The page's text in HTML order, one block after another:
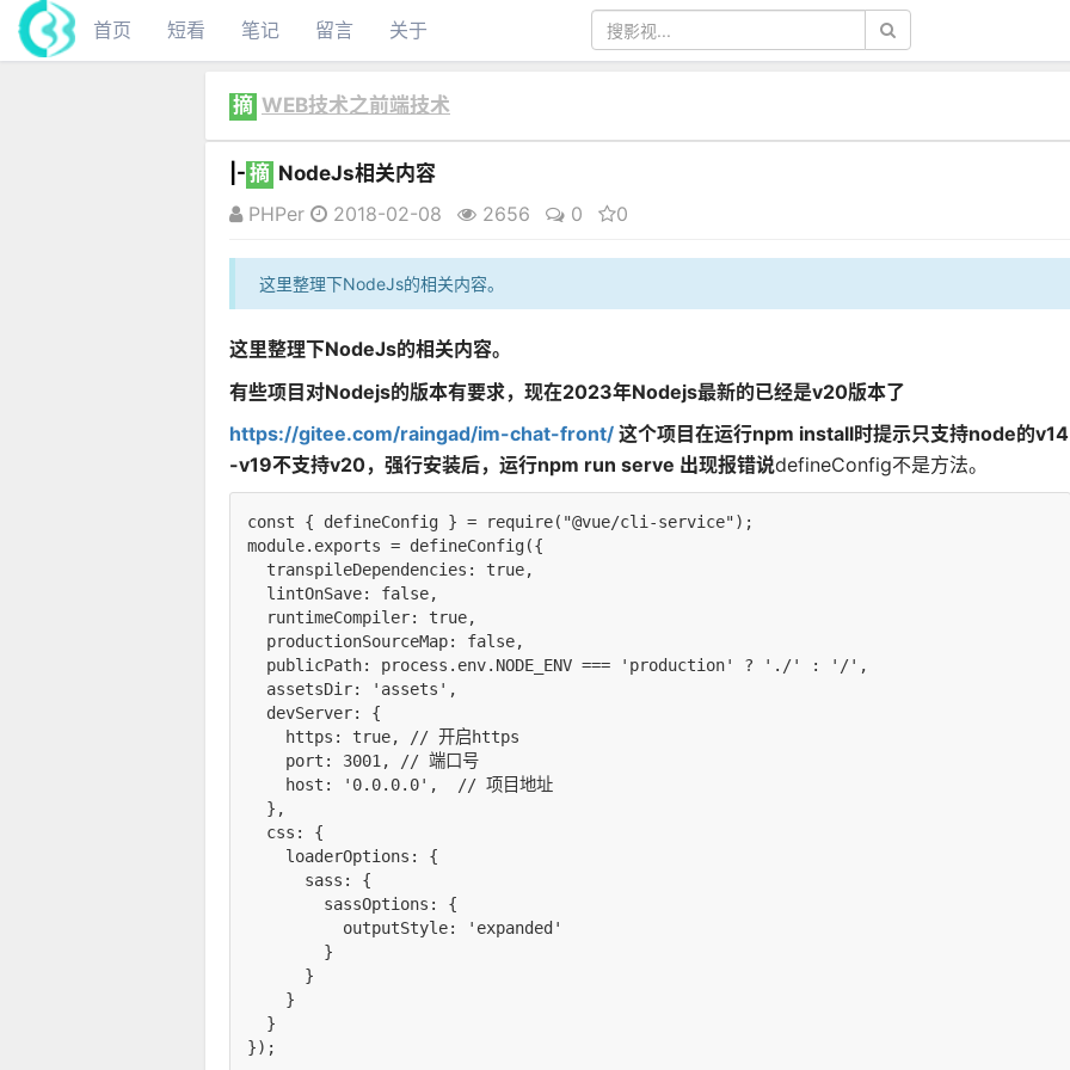
首页 短看 笔记 留言 关于
摘 WEB技术之前端技术
|- 摘 NodeJs相关内容
PHPer
2018-02-08 2656 0 0
这里整理下NodeJs的相关内容。
这里整理下NodeJs的相关内容。
有些项目对Nodejs的版本有要求，现在2023年Nodejs最新的已经是v20版本了
https://gitee.com/raingad/im-chat-front/ 这个项目在运行npm install时提示只支持node的v14
-v19不支持v20，强行安装后，运行npm run serve 出现报错说defineConfig不是方法。
const { defineConfig } = require("@vue/cli-service");
module.exports = defineConfig({
  transpileDependencies: true,
  lintOnSave: false,
  runtimeCompiler: true,
  productionSourceMap: false,
  publicPath: process.env.NODE_ENV === 'production' ? './' : '/',
  assetsDir: 'assets',
  devServer: {
    https: true, // 开启https
    port: 3001, // 端口号
    host: '0.0.0.0',  // 项目地址
  },
  css: {
    loaderOptions: {
      sass: {
        sassOptions: {
          outputStyle: 'expanded'
        }
      }
    }
  }